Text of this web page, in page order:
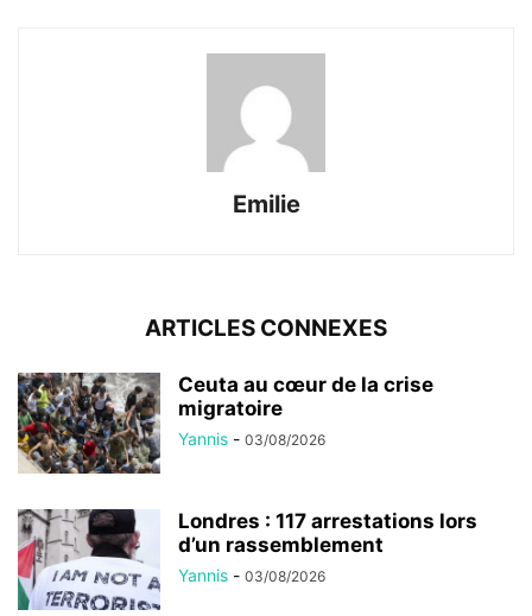
Emilie
ARTICLES CONNEXES
Ceuta au cœur de la crise
migratoire
Yannis - 03/08/2026
Londres : 117 arrestations lors
d’un rassemblement
Yannis - 03/08/2026